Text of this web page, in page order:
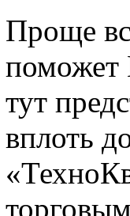
Проще
поможет
тут
вплоть